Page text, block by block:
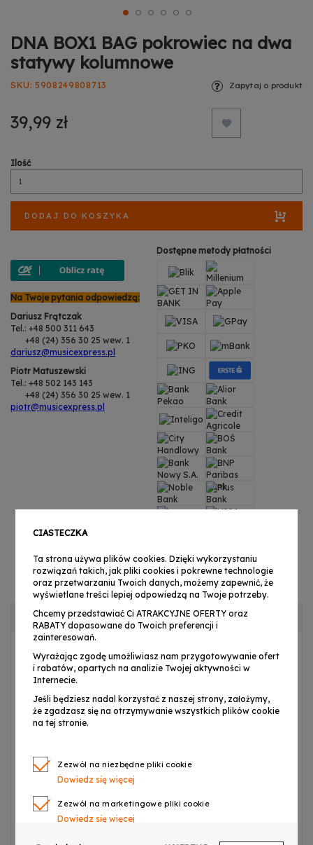
DNA BOX1 BAG pokrowiec na dwa
statywy kolumnowe
SKU 5908249808713
39,99 zł
Zapytaj o produkt
Ilość
DODAJ DO KOSZYKA
Na Twoje pytania odpowiedzą:
Dariusz Frątczak
Tel.: +48 500 311 643
+48 (24) 356 30 25 wew. 1
dariusz@musicexpress.pl
Piotr Matuszewski
Tel.: +48 502 143 143
+48 (24) 356 30 25 wew. 1
piotr@musicexpress.pl
Dostępne metody płatności
OPIS PRODUKTU
DNA BOX1 BAGto solidny, a jednocześnie stosunkowo
tani pokrowiec na dwa statywy kolumnowe
oświetleniowe. Ochraniaczw całości wykonany został
z nieprzemakalnej tkaniny poliestrowej. Zamykany jest
zamkiem błyskawicznym. Posiada wewnętrzną
obijaniu się. Wytrzymałe taśmy nośne gwarantują
wygodę przenoszenia sprzętu w ręku lub na ramieniu.
CIASTECZKA
Ta strona używa plików cookies. Dzięki wykorzystaniu
rozwiązań takich, jak pliki cookies i pokrewne technologie
oraz przetwarzaniu Twoich danych, możemy zapewnić, że
wyświetlane treści lepiej odpowiedzą na Twoje potrzeby.
Chcemy przedstawiać Ci ATRAKCYJNE OFERTY oraz
RABATY dopasowane do Twoich preferencji i
zainteresowań.
Wyrażając zgodę umożliwiasz nam przygotowywanie ofert
i rabatów, opartych na analizie Twojej aktywności w
Internecie.
Jeśli będziesz nadal korzystać z naszej strony, założymy,
że zgadzasz się na otrzymywanie wszystkich plików cookie
na tej stronie.
Zezwól na niezbędne pliki cookie
Dowiedz się więcej
Zezwól na marketingowe pliki cookie
Dowiedz się więcej
Zezwól na pliki cookie dotyczące preferencji